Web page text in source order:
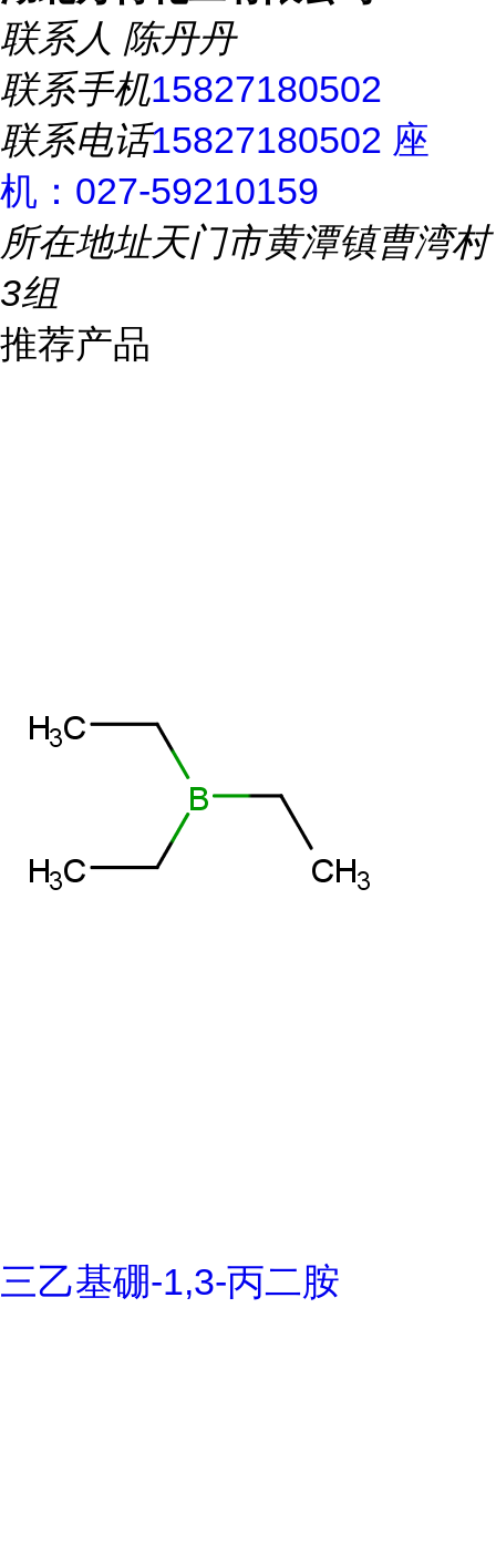
联系人 陈丹丹
联系手机15827180502
联系电话15827180502 座
机：027-59210159
所在地址天门市黄潭镇曹湾村
3组
推荐产品
三乙基硼-1,3-丙二胺